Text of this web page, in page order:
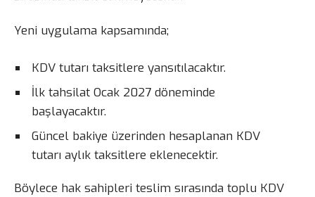
Yeni uygulama kapsamında;
KDV tutarı taksitlere yansıtılacaktır.
İlk tahsilat Ocak 2027 döneminde
başlayacaktır.
Güncel bakiye üzerinden hesaplanan KDV
tutarı aylık taksitlere eklenecektir.
Böylece hak sahipleri teslim sırasında toplu KDV